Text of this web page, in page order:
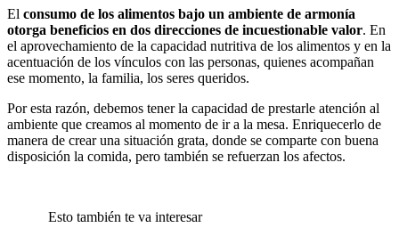
El consumo de los alimentos bajo un ambiente de armonía
otorga beneficios en dos direcciones de incuestionable valor. En
el aprovechamiento de la capacidad nutritiva de los alimentos y en la
acentuación de los vínculos con las personas, quienes acompañan
ese momento, la familia, los seres queridos.
Por esta razón, debemos tener la capacidad de prestarle atención al
ambiente que creamos al momento de ir a la mesa. Enriquecerlo de
manera de crear una situación grata, donde se comparte con buena
disposición la comida, pero también se refuerzan los afectos.
Esto también te va interesar